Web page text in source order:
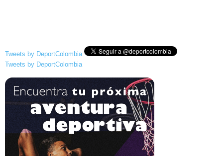
Tweets by DeportColombia
Tweets by DeportColombia